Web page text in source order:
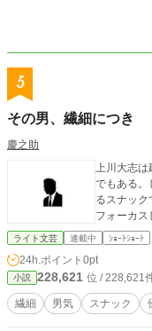
5
その男、繊細につき
慶之助
上川大志は
でもある。
るスナック
フォーカス
ライト文芸 連載中 ｼｮｰﾄｼｮｰﾄ
24h.ポイント 0pt
小説 228,621 位 / 228,621
繊細 男気 スナック